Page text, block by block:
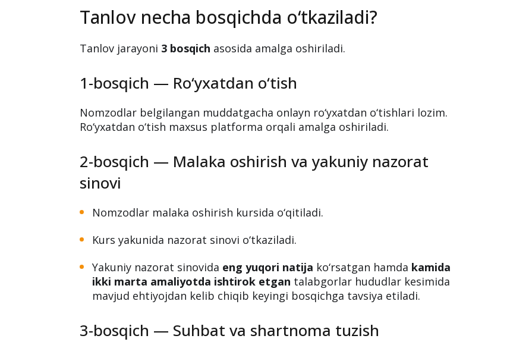
Bilimni baholash agentligi 2026-yilda Agentlik tomonidan tashkil etiladigan
bo‘lgan nomzodlar uchun ochiq tanlov e’lon qildi. Quyida tanlov bosqichlari,
Tanlov necha bosqichda o‘tkaziladi?
Tanlov jarayoni3 bosqich asosida amalga oshiriladi.
1-bosqich — Ro‘yxatdan o‘tish
Ro‘yxatdan o‘tish maxsus platforma orqali amalga oshiriladi.
2-bosqich — Malaka oshirish va yakuniy nazorat
sinovi
Nomzodlar malaka oshirish kursida o‘qitiladi.
Kurs yakunida nazorat sinovi o‘tkaziladi.